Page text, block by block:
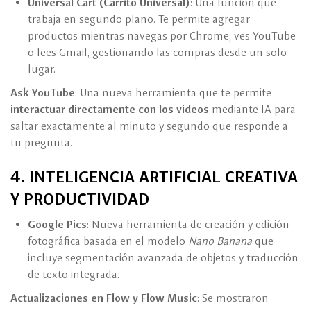
trabaja en segundo plano. Te permite agregar
productos mientras navegas por Chrome, ves YouTube
o lees Gmail, gestionando las compras desde un solo
lugar.
Ask YouTube: Una nueva herramienta que te permite
interactuar directamente con los videos mediante IA para
saltar exactamente al minuto y segundo que responde a
tu pregunta.
4. INTELIGENCIA ARTIFICIAL CREATIVA
Y PRODUCTIVIDAD
Google Pics: Nueva herramienta de creación y edición
fotográfica basada en el modelo Nano Banana que
incluye segmentación avanzada de objetos y traducción
de texto integrada.
Actualizaciones en Flow y Flow Music: Se mostraron